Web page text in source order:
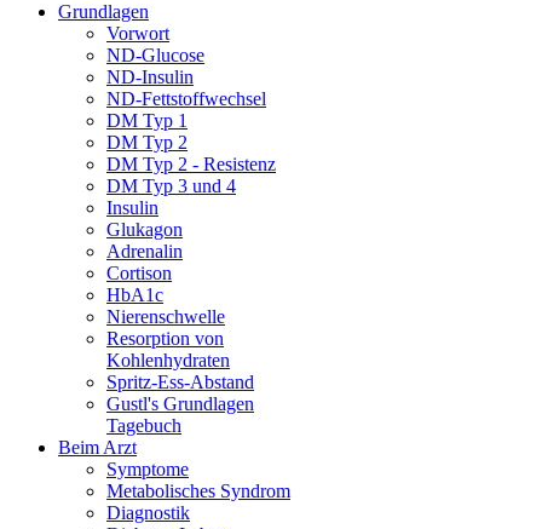
Grundlagen
Vorwort
ND-Glucose
ND-Insulin
ND-Fettstoffwechsel
DM Typ 1
DM Typ 2
DM Typ 2 - Resistenz
DM Typ 3 und 4
Insulin
Glukagon
Adrenalin
Cortison
HbA1c
Nierenschwelle
Resorption von
Kohlenhydraten
Spritz-Ess-Abstand
Gustl's Grundlagen
Tagebuch
Beim Arzt
Symptome
Metabolisches Syndrom
Diagnostik